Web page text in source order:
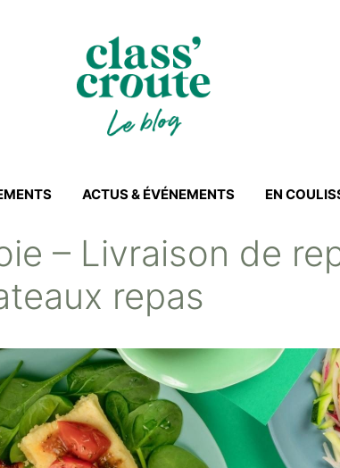
ACTUS & ÉVÉNEMENTS EN
– Livraison de
repas